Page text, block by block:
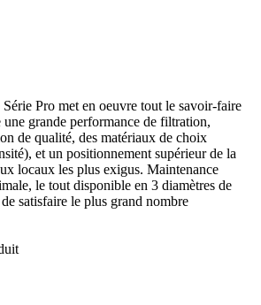
Pro met en oeuvre tout le savoir-faire
grande performance de filtration,
de qualité, des matériaux de choix
et un positionnement supérieur de la
locaux les plus exigus. Maintenance
le tout disponible en 3 diamètres de
satisfaire le plus grand nombre